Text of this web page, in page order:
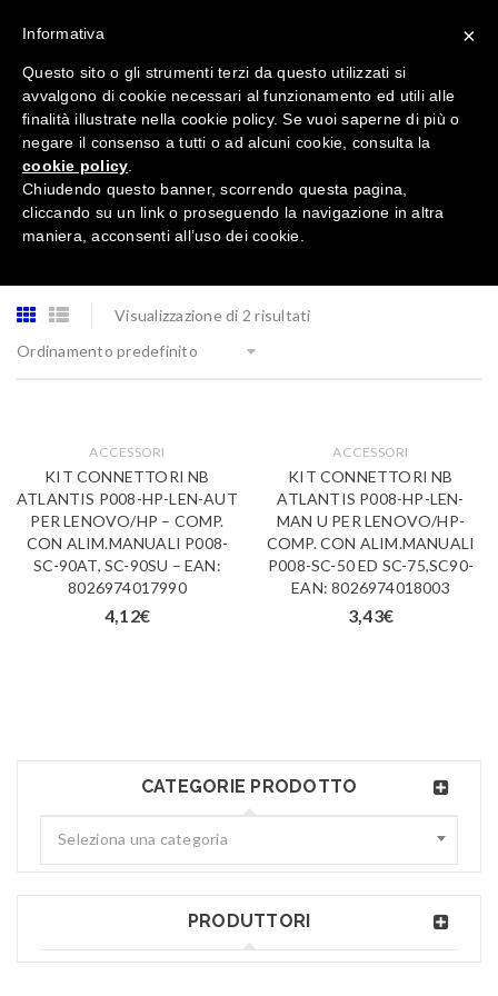
Tutte le categorie
CATEGORIE PRODOTTO
Seleziona una categoria
PRODUTTORI
Visualizzazione di 2 risultati
Ordinamento predefinito
ACCESSORI
KIT CONNETTORI NB
ATLANTIS P008-HP-LEN-AUT
PER LENOVO/HP – COMP.
CON ALIM.MANUALI P008-
SC-90AT, SC-90SU – EAN:
8026974017990
4,12€
ACCESSORI
KIT CONNETTORI NB
ATLANTIS P008-HP-LEN-
MAN U PER LENOVO/HP-
COMP. CON ALIM.MANUALI
P008-SC-50 ED SC-75,SC90-
EAN: 8026974018003
3,43€
×
Informativa
Questo sito o gli strumenti terzi da questo utilizzati si
avvalgono di cookie necessari al funzionamento ed utili alle
finalità illustrate nella cookie policy. Se vuoi saperne di più o
negare il consenso a tutti o ad alcuni cookie, consulta la
cookie policy
Chiudendo questo banner, scorrendo questa pagina,
cliccando su un link o proseguendo la navigazione in altra
maniera, acconsenti all’uso dei cookie.